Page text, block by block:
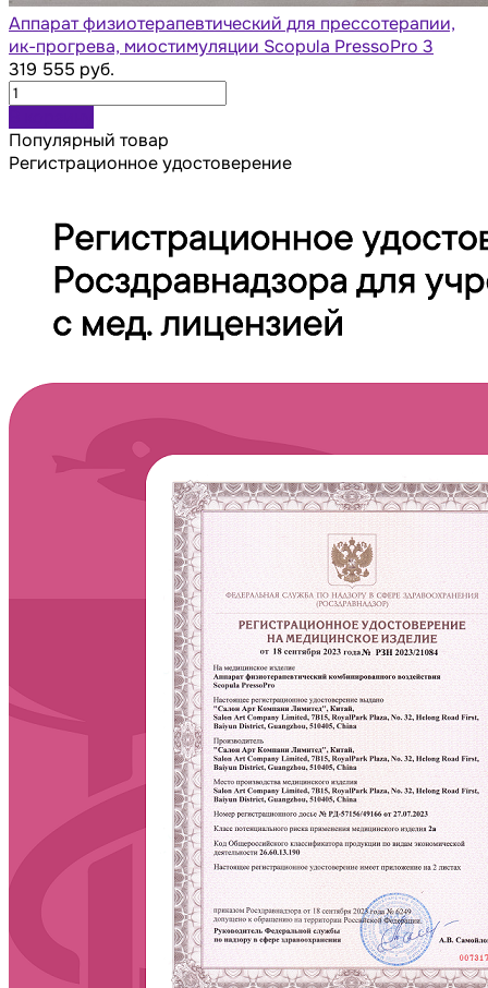
Аппарат физиотерапевтический для прессотерапии,
ик-прогрева, миостимуляции Scopula PressoPro 3
319 555 руб.
Популярный товар
Регистрационное удостоверение